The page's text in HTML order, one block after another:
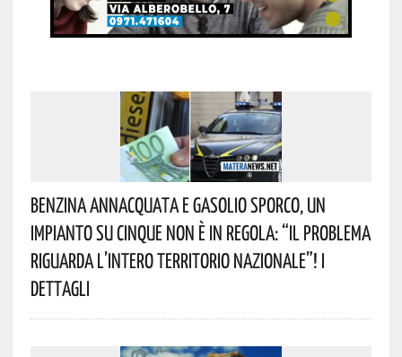
Benzina Annacquata E Gasolio Sporco, Un
Impianto Su Cinque Non È In Regola: “il Problema
Riguarda L’intero Territorio Nazionale”! I
Dettagli